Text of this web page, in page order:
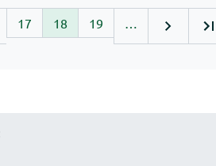
17 18 19 …